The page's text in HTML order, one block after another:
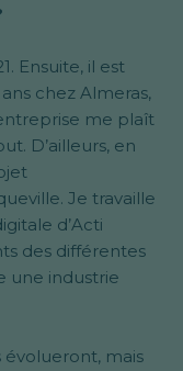
Ensuite, il est
chez Almeras,
me plaît
D’ailleurs, en
Je travaille
d’Acti
des différentes
une industrie
évolueront, mais